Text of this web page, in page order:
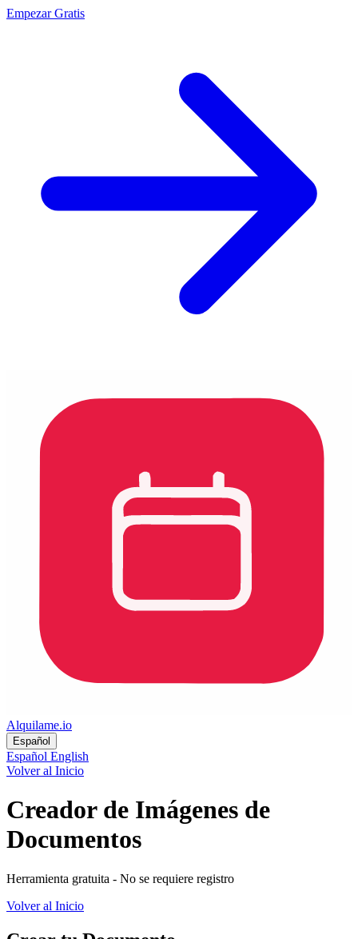
Empezar Gratis
Alquilame.io
Español
Español English
Volver al Inicio
Creador de Imágenes de
Documentos
Herramienta gratuita - No se requiere registro
Volver al Inicio